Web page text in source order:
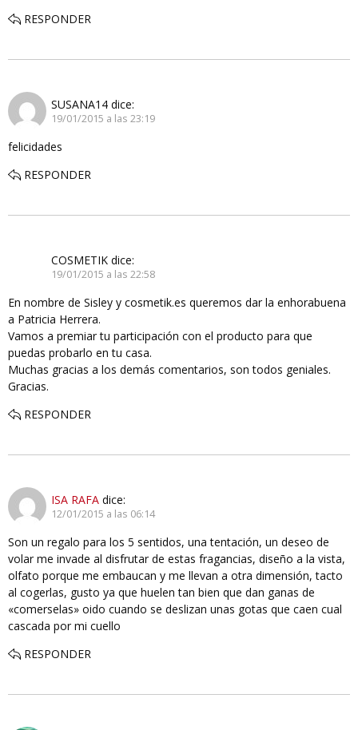
RESPONDER
SUSANA14 dice:
19/01/2015 a las 23:19
felicidades
RESPONDER
COSMETIK dice:
19/01/2015 a las 22:58
En nombre de Sisley y cosmetik.es queremos dar la enhorabuena
a Patricia Herrera.
Vamos a premiar tu participación con el producto para que
puedas probarlo en tu casa.
Muchas gracias a los demás comentarios, son todos geniales.
Gracias.
RESPONDER
ISA RAFA dice:
12/01/2015 a las 06:14
Son un regalo para los 5 sentidos, una tentación, un deseo de
volar me invade al disfrutar de estas fragancias, diseño a la vista,
olfato porque me embaucan y me llevan a otra dimensión, tacto
al cogerlas, gusto ya que huelen tan bien que dan ganas de
«comerselas» oido cuando se deslizan unas gotas que caen cual
cascada por mi cuello
RESPONDER